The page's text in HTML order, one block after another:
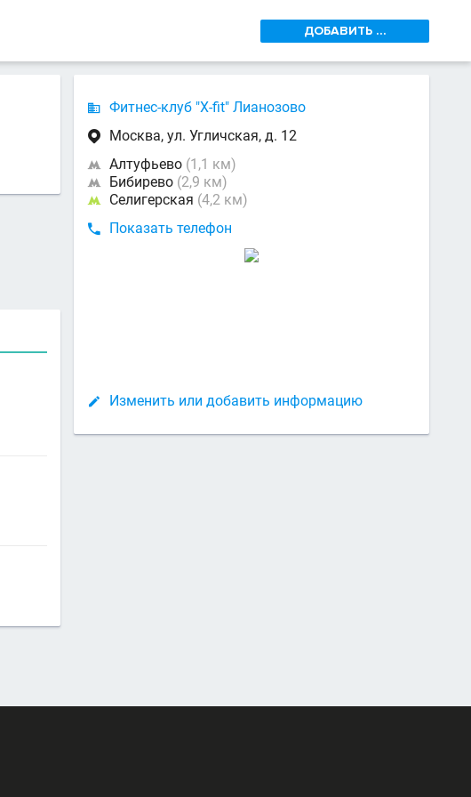
ДОБАВИТЬ ...
 Фитнес-клуб "X-fit" Лианозово
 Москва, ул. Угличская, д. 12
 Алтуфьево (1,1 км)
 Бибирево (2,9 км)
 Селигерская (4,2 км)
 Показать телефон
 Изменить или добавить информацию